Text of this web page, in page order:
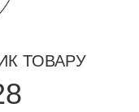
ТОВАРУ